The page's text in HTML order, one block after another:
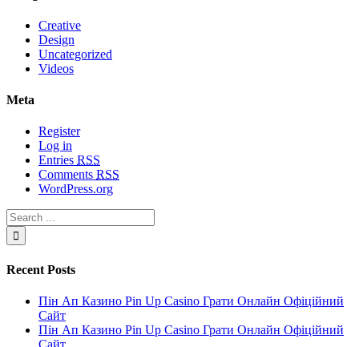
Creative
Design
Uncategorized
Videos
Meta
Register
Log in
Entries RSS
Comments RSS
WordPress.org
Recent Posts
Пін Ап Казино Pin Up Casino Грати Онлайн Офіційний
Сайт
Пін Ап Казино Pin Up Casino Грати Онлайн Офіційний
Сайт